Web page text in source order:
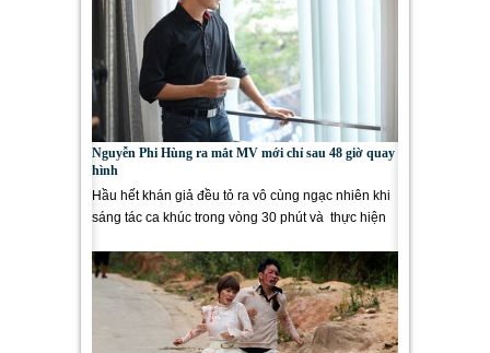
Nguyễn Phi Hùng ra mắt MV mới chỉ sau 48 giờ quay
hình
Hầu hết khán giả đều tỏ ra vô cùng ngạc nhiên khi
sáng tác ca khúc trong vòng 30 phút và thực hiện